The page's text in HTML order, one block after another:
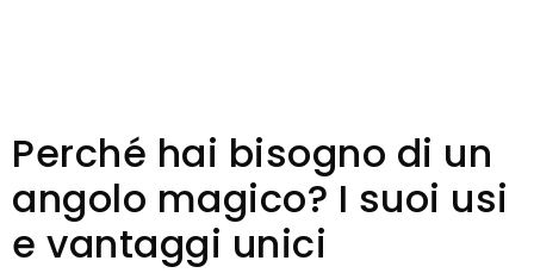
Perché hai bisogno di un
angolo magico? I suoi usi
e vantaggi unici